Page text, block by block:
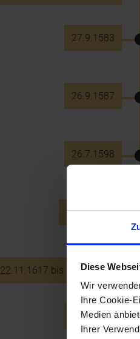
Diese
Wir
Ihre Cookie-
Medien
Ihrer
27.9.1583
26.9.1587
26.7.1598
15.11.1616
22.11.1617 bis 29.12.1617
20.7.1618